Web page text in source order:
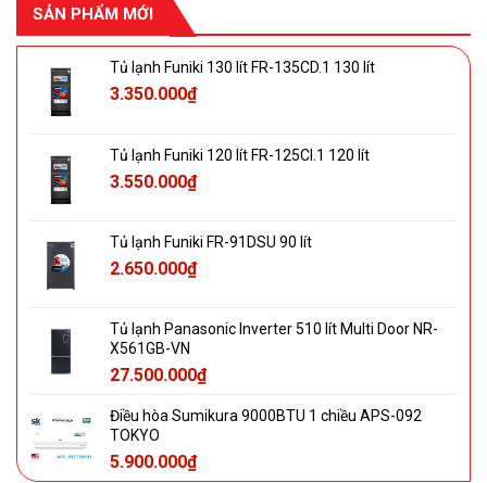
SẢN PHẨM MỚI
Tủ lạnh Funiki 130 lít FR-135CD.1 130 lít
3.350.000₫
Tủ lạnh Funiki 120 lít FR-125CI.1 120 lít
3.550.000₫
Tủ lạnh Funiki FR-91DSU 90 lít
2.650.000₫
Tủ lạnh Panasonic Inverter 510 lít Multi Door NR-
X561GB-VN
27.500.000₫
Điều hòa Sumikura 9000BTU 1 chiều APS-092
TOKYO
5.900.000₫